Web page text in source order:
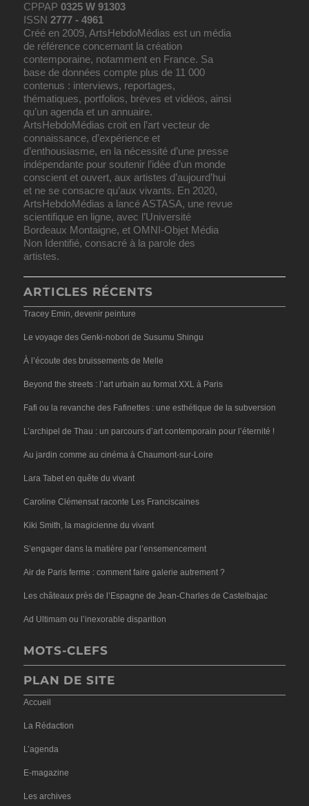
CPPAP0325 W 91303
ISSN2777 - 4961
Créé en 2009, ArtsHebdoMédias est un média
de référence concernant la création
contemporaine, notamment en France. Sa
base de données compte plus de 11 000
contenus : interviews, reportages,
thématiques, portfolios, brèves et vidéos, ainsi
qu’un agenda et un annuaire.
ArtsHebdoMédias croit en l’art vecteur de
connaissance, d’expérience et
d’enthousiasme, en la nécessité d’une presse
indépendante pour soutenir l’idée d’un monde
conscient et ouvert, aux artistes d’aujourd’hui
et ne se consacre qu’aux vivants. En 2020,
ArtsHebdoMédias a lancé ASTASA, une revue
scientifique en ligne, avec l’Université
Bordeaux Montaigne, et OMNI-Objet Média
Non Identifié, consacré à la parole des
artistes.
ARTICLES RÉCENTS
Tracey Emin, devenir peinture
Le voyage des Genki-nobori de Susumu Shingu
À l’écoute des bruissements de Melle
Beyond the streets : l’art urbain au format XXL à Paris
Fafi ou la revanche des Fafinettes : une esthétique de la subversion
L’archipel de Thau : un parcours d’art contemporain pour l’éternité !
Au jardin comme au cinéma à Chaumont-sur-Loire
Lara Tabet en quête du vivant
Caroline Clémensat raconte Les Franciscaines
Kiki Smith, la magicienne du vivant
S’engager dans la matière par l’ensemencement
Air de Paris ferme : comment faire galerie autrement ?
Les châteaux près de l’Espagne de Jean-Charles de Castelbajac
Ad Ultimam ou l’inexorable disparition
MOTS-CLEFS
PLAN DE SITE
Accueil
La Rédaction
L’agenda
E-magazine
Les archives